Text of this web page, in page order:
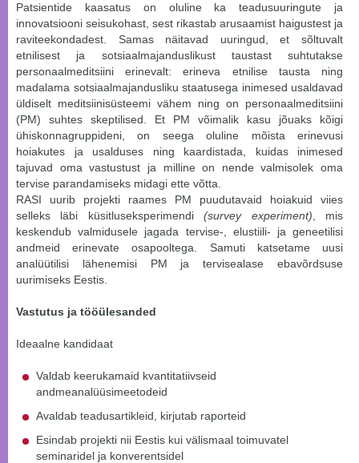
Patsientide kaasatus on oluline ka teadusuuringute ja
innovatsiooni seisukohast, sest rikastab arusaamist haigustest ja
raviteekondadest. Samas näitavad uuringud, et sõltuvalt
etnilisest ja sotsiaalmajanduslikust taustast suhtutakse
personaalmeditsiini erinevalt: erineva etnilise tausta ning
madalama sotsiaalmajandusliku staatusega inimesed usaldavad
üldiselt meditsiinisüsteemi vähem ning on personaalmeditsiini
(PM) suhtes skeptilised. Et PM võimalik kasu jõuaks kõigi
ühiskonnagruppideni, on seega oluline mõista erinevusi
hoiakutes ja usalduses ning kaardistada, kuidas inimesed
tajuvad oma vastustust ja milline on nende valmisolek oma
tervise parandamiseks midagi ette võtta.
RASI uurib projekti raames PM puudutavaid hoiakuid viies
selleks läbi küsitluseksperimendi(survey experiment) , mis
keskendub valmidusele jagada tervise-, elustiili- ja geneetilisi
andmeid erinevate osapooltega. Samuti katsetame uusi
analüütilisi lähenemisi PM ja tervisealase ebavõrdsuse
uurimiseks Eestis.
Vastutus ja tööülesanded
Ideaalne kandidaat
Valdab keerukamaid kvantitatiivseid
andmeanalüüsimeetodeid
Avaldab teadusartikleid, kirjutab raporteid
Esindab projekti nii Eestis kui välismaal toimuvatel
seminaridel ja konverentsidel